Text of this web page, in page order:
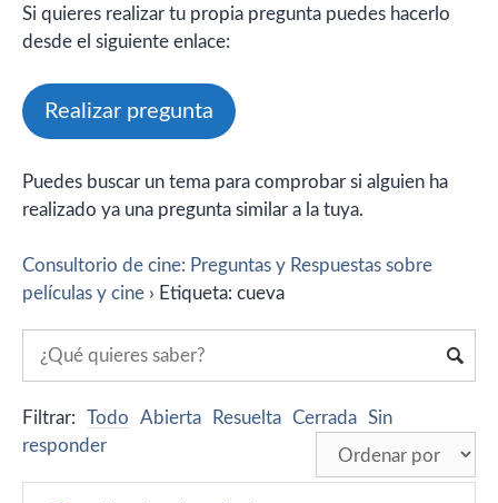
Si quieres realizar tu propia pregunta puedes hacerlo
desde el siguiente enlace:
Realizar pregunta
Puedes buscar un tema para comprobar si alguien ha
realizado ya una pregunta similar a la tuya.
Consultorio de cine: Preguntas y Respuestas sobre
películas y cine › Etiqueta: cueva
Filtrar: Todo Abierta Resuelta Cerrada Sin
responder